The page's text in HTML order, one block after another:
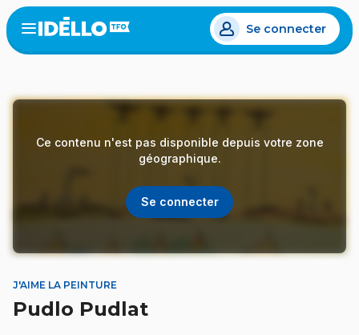
Aller
au
contenu
Open
menu
Se connecter
Ce contenu n'est pas disponible depuis votre zone
géographique.
Se connecter
J'AIME LA PEINTURE
Pudlo Pudlat